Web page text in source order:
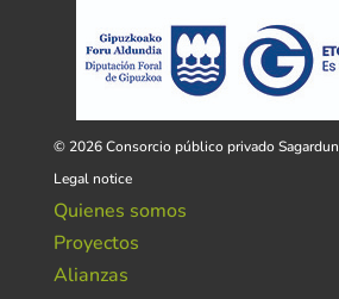
© 2026 Consorcio público privado Sagardun
Legal notice
Quienes somos
Proyectos
Alianzas